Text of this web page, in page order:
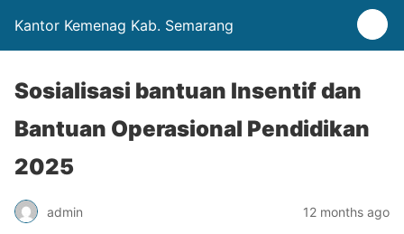
Kantor Kemenag Kab. Semarang
Sosialisasi bantuan Insentif dan
Bantuan Operasional Pendidikan
2025
admin 12 months ago